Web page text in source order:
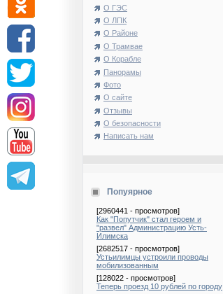
О ГЭС
О ЛПК
О Районе
О Трамвае
О Корабле
Панорамы
Фото
О сайте
Отзывы
О безопасности
Написать нам
Попуярное
[2960441 - просмотров]
Как "Попутчик" стал героем и
"развел" Администрацию Усть-
Илимска
[2682517 - просмотров]
Устьилимцы устроили проводы
мобилизованным
[128022 - просмотров]
Теперь проезд 10 рублей по городу